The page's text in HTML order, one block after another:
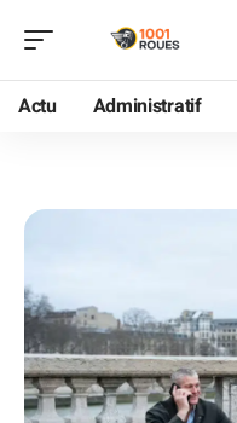
Actu Administratif